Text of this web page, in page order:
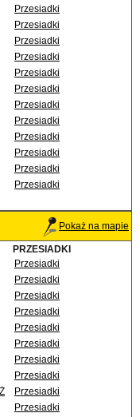
Przesiadki
Przesiadki
Przesiadki
Przesiadki
Przesiadki
Przesiadki
Przesiadki
Przesiadki
Przesiadki
Przesiadki
Przesiadki
Przesiadki
Pokaż na mapie
PRZESIADKI
Przesiadki
Przesiadki
Przesiadki
Przesiadki
Przesiadki
Przesiadki
Przesiadki
Przesiadki
Przesiadki
Przesiadki